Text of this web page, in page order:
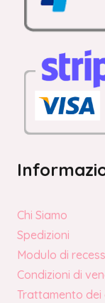
Chi Siamo
Spedizioni
Modulo di
Condizioni di
Trattamento dei